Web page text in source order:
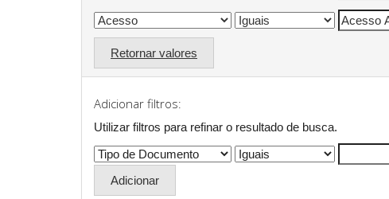
Retornar valores
Adicionar filtros:
Utilizar filtros para refinar o resultado de busca.